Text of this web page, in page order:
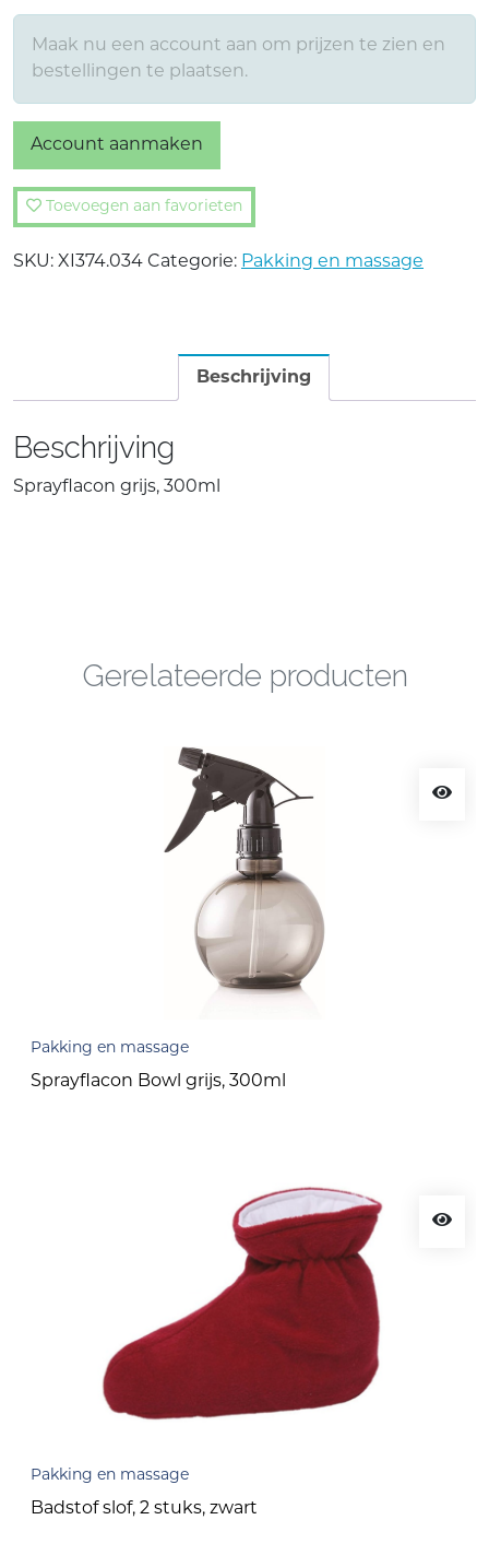
Maak nu een account aan om prijzen te zien en
bestellingen te plaatsen.
Account aanmaken
Toevoegen aan favorieten
SKU: XI374.034 Categorie: Pakking en massage
Beschrijving
Beschrijving
Sprayflacon grijs, 300ml
Gerelateerde producten
Pakking en massage
Sprayflacon Bowl grijs, 300ml
Pakking en massage
Badstof slof, 2 stuks, zwart